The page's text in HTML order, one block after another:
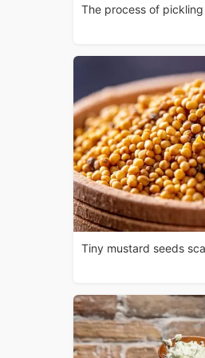
The process of
Tiny mustard seeds